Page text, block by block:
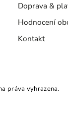
Doprava &
Hodnocení
Kontakt
práva vyhrazena.